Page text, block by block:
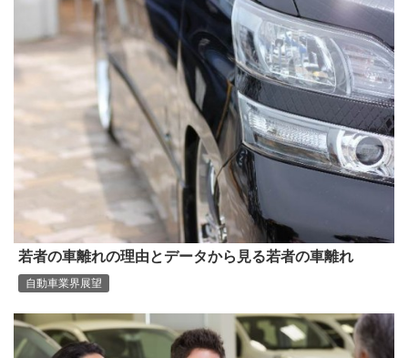
若者の車離れの理由とデータから見る若者の車離れ
自動車業界展望